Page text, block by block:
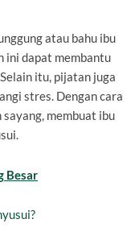
atau bahu ibu
ini dapat membantu
itu, pijatan juga
stres. Dengan cara
membuat ibu
Besar